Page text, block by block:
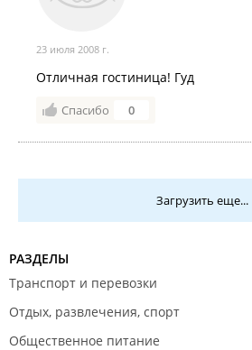
23 июля 2008 г.
Отличная гостиница! Гуд
Спасибо 0
Загрузить еще...
РАЗДЕЛЫ
Транспорт и перевозки
Отдых, развлечения, спорт
Общественное питание